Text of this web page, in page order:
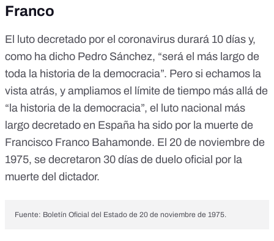
Franco
El luto decretado por el coronavirus durará 10 días y,
como ha dicho Pedro Sánchez, “será el más largo de
toda la historia de la democracia”. Pero si echamos la
vista atrás, y ampliamos el límite de tiempo más allá de
“la historia de la democracia”, el luto nacional más
largo decretado en España ha sido por la muerte de
Francisco Franco Bahamonde. El 20 de noviembre de
1975, se decretaron 30 días de duelo oficial por la
muerte del dictador.
Fuente: Boletín Oficial del Estado de 20 de noviembre de 1975.